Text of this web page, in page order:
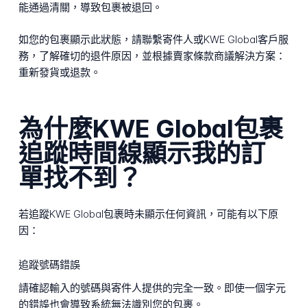
能通過清關，導致包裹被退回。
如您的包裹顯示此狀態，請聯繫寄件人或KWE Global客戶服
務，了解確切的退件原因，並根據賣家條款商議解決方案：
重新發貨或退款。
為什麼KWE Global包裹
追蹤時間線顯示我的訂
單找不到？
若追蹤KWE Global包裹時未顯示任何資訊，可能有以下原
因：
追蹤號碼錯誤
請確認輸入的號碼與寄件人提供的完全一致。即使一個字元
的錯誤也會導致系統無法識別您的包裹。